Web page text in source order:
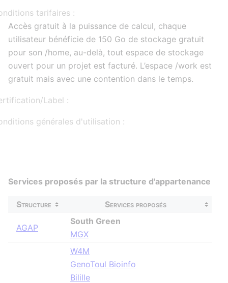
tarifaires :
Accès gratuit à la puissance de calcul, chaque
utilisateur bénéficie de 150 Go de stockage gratuit
pour son /home, au-delà, tout espace de stockage
ouvert pour un projet est facturé. L’espace /work est
gratuit mais avec une contention dans le temps.
Label :
générales d'utilisation :
Services proposés par la structure d'appartenance
Structure Services proposés
AGAP
South Green
MGX
W4M
GenoToul Bioinfo
Bilille